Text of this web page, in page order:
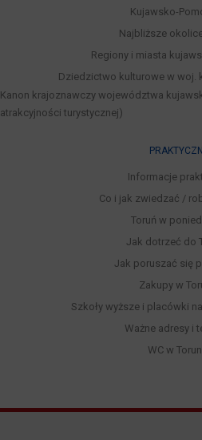
Kujawsko-
Najbliższe
Regiony i miasta
Dziedzictwo kulturowe w woj.
Kanon krajoznawczy województwa
atrakcyjności turystycznej)
Informacje
Co i jak zwiedzać /
Toruń w
Jak dotrzeć do
Jak poruszać się
Zakupy w
Szkoły wyższe i placówki
Ważne adresy i
WC w